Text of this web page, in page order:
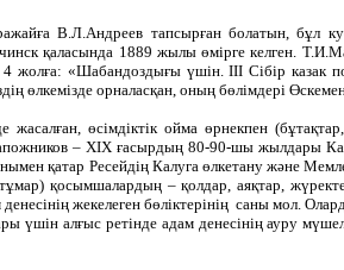
В.Л.Андреев тапсырған болатын, бұл
қаласында 1889 жылы өмірге келген.
жолға: «Шабандоздығы үшін. ІІІ Сібір казак
өлкемізде орналасқан, оның бөлімдері
өсімдіктік ойма өрнекпен
– ХІХ ғасырдың 80-90-шы жылдары
қатар Ресейдің Калуга өлкетану және
қосымшалардың – қолдар, аяқтар,
жекелеген бөліктерінің саны мол.
үшін алғыс ретінде адам денесінің ауру